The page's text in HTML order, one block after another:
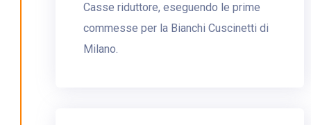
Casse riduttore, eseguendo le prime
commesse per la Bianchi Cuscinetti di
Milano.